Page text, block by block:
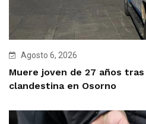
Agosto 6, 2026
Muere joven de 27 años
clandestina en Osorno